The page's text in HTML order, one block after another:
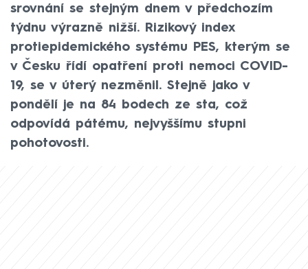
srovnání se stejným dnem v předchozím
týdnu výrazně nižší. Rizikový index
protiepidemického systému PES, kterým se
v Česku řídí opatření proti nemoci COVID-
19, se v úterý nezměnil. Stejně jako v
pondělí je na 84 bodech ze sta, což
odpovídá pátému, nejvyššímu stupni
pohotovosti.